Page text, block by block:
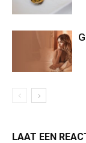
LAAT EEN